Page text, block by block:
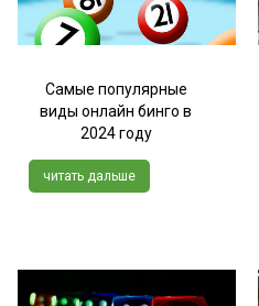
Самые популярные
виды онлайн бинго в
2024 году
читать дальше